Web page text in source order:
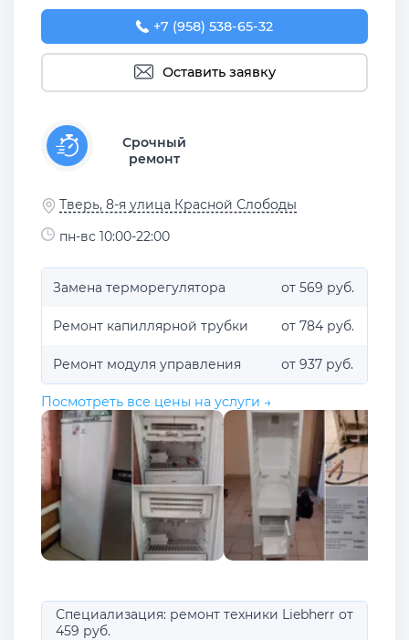
+7 (958) 538-65-32
Оставить заявку
Срочный
ремонт
Тверь, 8-я улица Красной Слободы
пн-вс 10:00-22:00
Замена терморегулятора от 569 руб.
Ремонт капиллярной трубки от 784 руб.
Ремонт модуля управления от 937 руб.
Посмотреть все цены на услуги →
Специализация: ремонт техники Liebherr от
459 руб.